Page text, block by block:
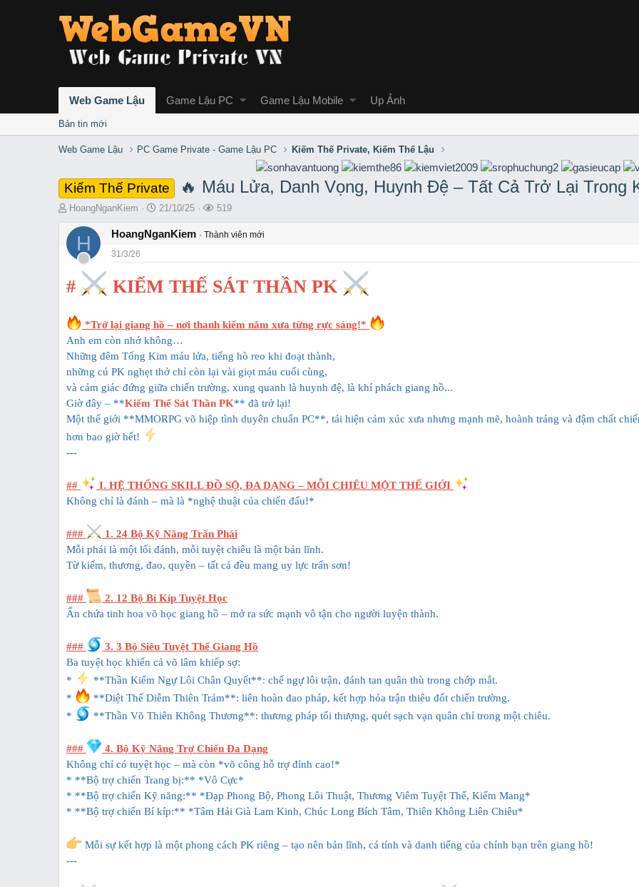
Web Game Lậu Game Lậu PC Game Lậu Mobile Up Ảnh
Bản tin mới
Web Game Lậu PC Game Private - Game Lậu PC Kiếm Thế Private, Kiếm Thế Lậu
Kiếm Thế Private 🔥 Máu Lửa, Danh Vọng, Huynh Đệ – Tất Cả Trở Lại Trong
T
r
a
s
r
t
r
HoangNganKiem
S
a
a
21/10/25
L
ợ
m
519
H HoangNganKiem
Thành viên mới
31/3/26
# KIẾM THẾ SÁT THẦN PK
*Trở lại giang hồ – nơi thanh kiếm năm xưa từng rực sáng!*
Anh em còn nhớ không…
Những đêm Tống Kim máu lửa, tiếng hò reo khi đoạt thành,
những cú PK nghẹt thở chỉ còn lại vài giọt máu cuối cùng,
và cảm giác đứng giữa chiến trường, xung quanh là huynh đệ, là khí phách giang hồ...
Giờ đây – **Kiếm Thế Sát Thần PK** đã trở lại!
Một thế giới **MMORPG võ hiệp tình duyên chuẩn PC**, tái hiện cảm xúc xưa nhưng mạnh mẽ, hoành tráng và đậm chất
hơn bao giờ hết!
---
##
I. HỆ THỐNG SKILL ĐỒ SỘ, ĐA DẠNG – MỖI CHIÊU MỘT THẾ GIỚI
Không chỉ là đánh – mà là *nghệ thuật của chiến đấu!*
###
1. 24 Bộ Kỹ Năng Trấn Phái
Mỗi phái là một lối đánh, mỗi tuyệt chiêu là một bản lĩnh.
Từ kiếm, thương, đao, quyền – tất cả đều mang uy lực trấn sơn!
###
2. 12 Bộ Bí Kíp Tuyệt Học
Ẩn chứa tinh hoa võ học giang hồ – mở ra sức mạnh vô tận cho người luyện thành.
###
3. 3 Bộ Siêu Tuyệt Thế Giang Hồ
Ba tuyệt học khiến cả võ lâm khiếp sợ:
*
**Thần Kiếm Ngự Lôi Chân Quyết**: chế ngự lôi trận, đánh tan quân thù trong chớp mắt.
*
**Diệt Thế Diễm Thiên Trảm**: liên hoàn đao pháp, kết hợp hỏa trận thiêu đốt chiến trường.
*
**Thần Võ Thiên Không Thương**: thương pháp tối thượng, quét sạch vạn quân chỉ trong một chiêu.
###
4. Bộ Kỹ Năng Trợ Chiến Đa Dạng
Không chỉ có tuyệt học – mà còn *võ công hỗ trợ đỉnh cao!*
* **Bộ trợ chiến Trang bị:** *Vô Cực*
* **Bộ trợ chiến Kỹ năng:** *Đạp Phong Bộ, Phong Lôi Thuật, Thương Viêm Tuyệt Thế, Kiếm Mang*
* **Bộ trợ chiến Bí kíp:** *Tâm Hải Già Lam Kinh, Chúc Long Bích Tâm, Thiên Không Liên Chiêu*
Mỗi sự kết hợp là một phong cách PK riêng – tạo nên bản lĩnh, cá tính và danh tiếng của chính bạn trên giang hồ!
---